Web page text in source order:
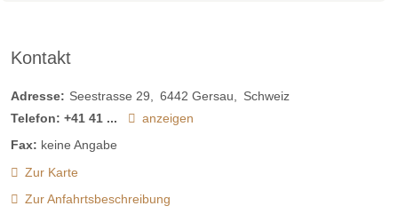
Kontakt
Adresse: Seestrasse 29 6442 Gersau
Schweiz
Telefon: +41 41 ...
anzeigen
Fax: keine Angabe
Zur Karte
Zur Anfahrtsbeschreibung